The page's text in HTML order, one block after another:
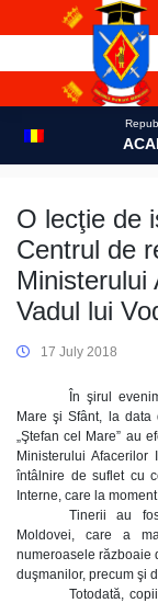
O lecţie de
Centrul de
Ministerului
Vadul lui
17 July 2018
În şirul
Mare şi Sfânt, la
„Ştefan cel Mare” au
Ministerului
întâlnire de suflet cu
Interne, care la
Tinerii au
Moldovei, care a
numeroasele războaie
duşmanilor, precum şi
Totodată,